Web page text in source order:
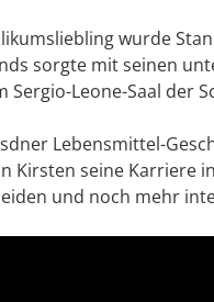
wurde
sorgte mit seinen
Leone-Saal der
Lebensmittel-
Kirsten seine Karriere
und noch mehr